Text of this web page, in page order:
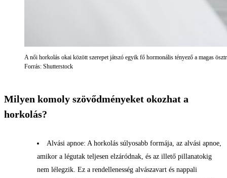
A női horkolás okai között szerepet játszó egyik fő hormonális tényező a magas
Forrás: Shutterstock
Milyen komoly szövődményeket okozhat a
horkolás?
Alvási apnoe: A horkolás súlyosabb formája, az alvási apnoe,
amikor a légutak teljesen elzáródnak, és az illető pillanatokig
nem lélegzik. Ez a rendellenesség alvászavart és nappali